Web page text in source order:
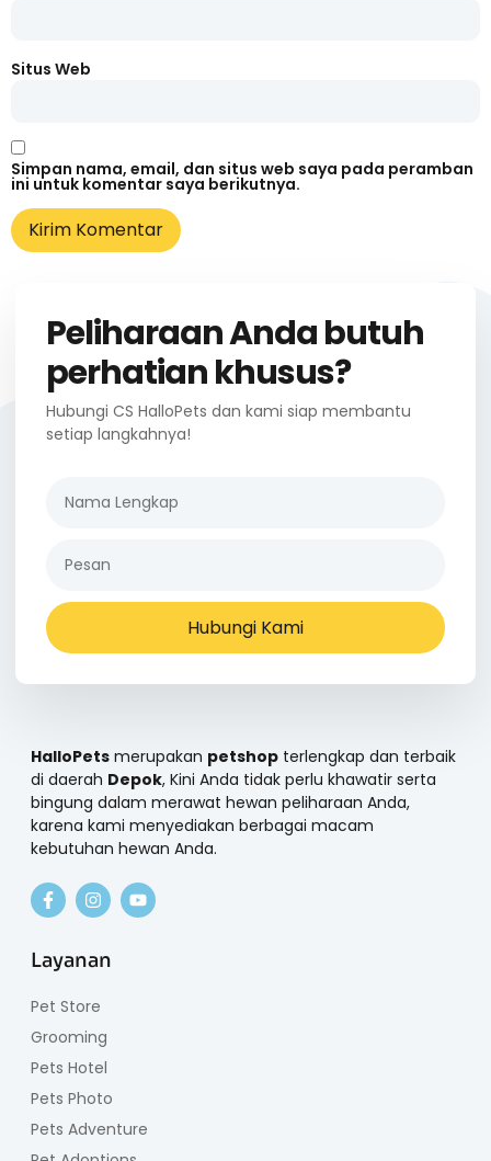
Situs Web
Simpan nama, email, dan situs web saya pada peramban
ini untuk komentar saya berikutnya.
Peliharaan Anda butuh
perhatian khusus?
Hubungi CS HalloPets dan kami siap membantu
setiap langkahnya!
Hubungi Kami
HalloPets merupakan petshop terlengkap dan terbaik
di daerah Depok, Kini Anda tidak perlu khawatir serta
bingung dalam merawat hewan peliharaan Anda,
karena kami menyediakan berbagai macam
kebutuhan hewan Anda.
Layanan
Pet Store
Grooming
Pets Hotel
Pets Photo
Pets Adventure